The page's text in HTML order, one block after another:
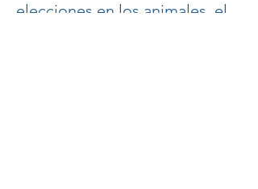
elecciones en los animales, el